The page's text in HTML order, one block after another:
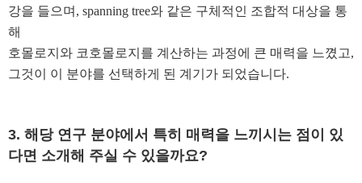
강을 들으며 , spanning tree와 같은 구체적인 조합적 대상을 통
해
호몰로지와 코호몰로지를 계산하는 과정에 큰 매력을 느꼈고,
그것이 이 분야를 선택하게 된 계기가 되었습니다.
3. 해당 연구 분야에서 특히 매력을 느끼시는 점이 있
다면 소개해 주실 수 있을까요?